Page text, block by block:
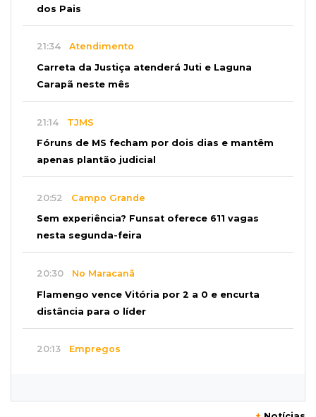
dos Pais
21:34 Atendimento
Carreta da Justiça atenderá Juti e Laguna
Carapã neste mês
21:14 TJMS
Fóruns de MS fecham por dois dias e mantêm
apenas plantão judicial
20:52 Campo Grande
Sem experiência? Funsat oferece 611 vagas
nesta segunda-feira
20:30 No Maracanã
Flamengo vence Vitória por 2 a 0 e encurta
distância para o líder
20:13 Empregos